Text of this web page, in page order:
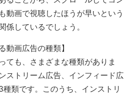
動画で視聴したほうが早いという
係しているでしょう。
動画広告の種類】
ても、さまざまな種類がありま
ストリーム広告、インフィード広
類です。このうち、インストリ